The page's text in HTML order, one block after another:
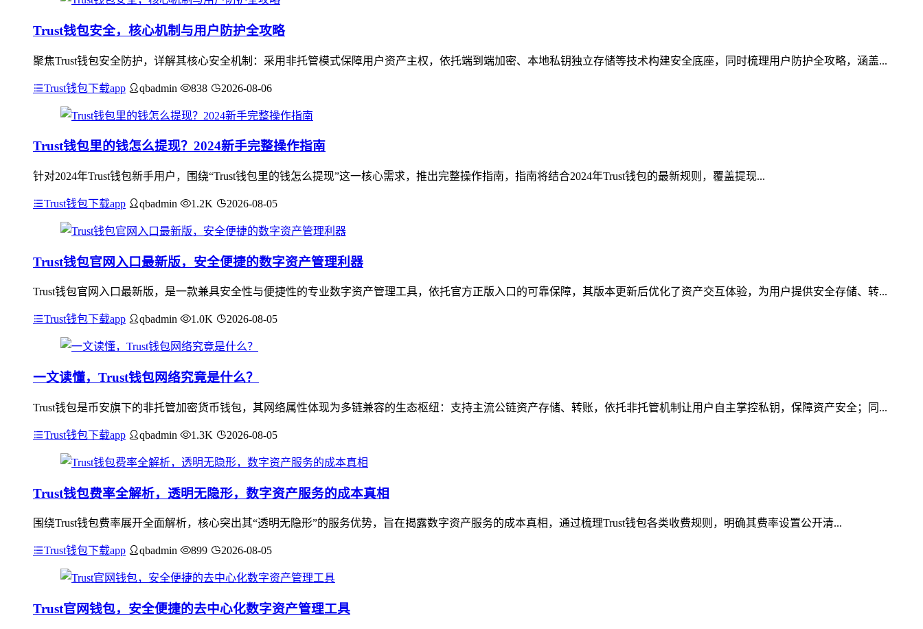
Trust钱包安全，核心机制与用户防护全攻略
聚焦Trust钱包安全防护，详解其核心安全机制：采用非托管模式保障用户资产主权，依托端到端加密、本地私钥独立存储等技术构建安全底座，同时梳理用户防护全攻略，涵盖...
Trust钱包下载app qbadmin 838 2026-08-06
Trust钱包里的钱怎么提现？2024新手完整操作指南
针对2024年Trust钱包新手用户，围绕“Trust钱包里的钱怎么提现”这一核心需求，推出完整操作指南，指南将结合2024年Trust钱包的最新规则，覆盖提现...
Trust钱包下载app qbadmin 1.2K 2026-08-05
Trust钱包官网入口最新版，安全便捷的数字资产管理利器
Trust钱包官网入口最新版，是一款兼具安全性与便捷性的专业数字资产管理工具，依托官方正版入口的可靠保障，其版本更新后优化了资产交互体验，为用户提供安全存储、转...
Trust钱包下载app qbadmin 1.0K 2026-08-05
一文读懂，Trust钱包网络究竟是什么？
Trust钱包是币安旗下的非托管加密货币钱包，其网络属性体现为多链兼容的生态枢纽：支持主流公链资产存储、转账，依托非托管机制让用户自主掌控私钥，保障资产安全；同...
Trust钱包下载app qbadmin 1.3K 2026-08-05
Trust钱包费率全解析，透明无隐形，数字资产服务的成本真相
围绕Trust钱包费率展开全面解析，核心突出其“透明无隐形”的服务优势，旨在揭露数字资产服务的成本真相，通过梳理Trust钱包各类收费规则，明确其费率设置公开清...
Trust钱包下载app qbadmin 899 2026-08-05
Trust官网钱包，安全便捷的去中心化数字资产管理工具